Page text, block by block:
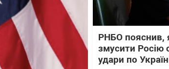
РНБО пояснив,
змусити Росію
удари по